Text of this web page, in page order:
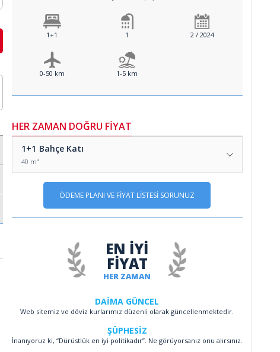
1+1 1 2 / 2024
0-50 km 1-5 km
HER ZAMAN DOĞRU FİYAT
1+1 Bahçe Katı
40 m²
ÖDEME PLANI VE FİYAT LİSTESİ SORUNUZ
HER ZAMAN
EN İYİ
FİYAT
DAİMA GÜNCEL
Web sitemiz ve döviz kurlarımız düzenli olarak güncellenmektedir.
ŞÜPHESİZ
İnanıyoruz ki, “Dürüstlük en iyi politikadır”. Ne görüyorsanız onu alırsınız.